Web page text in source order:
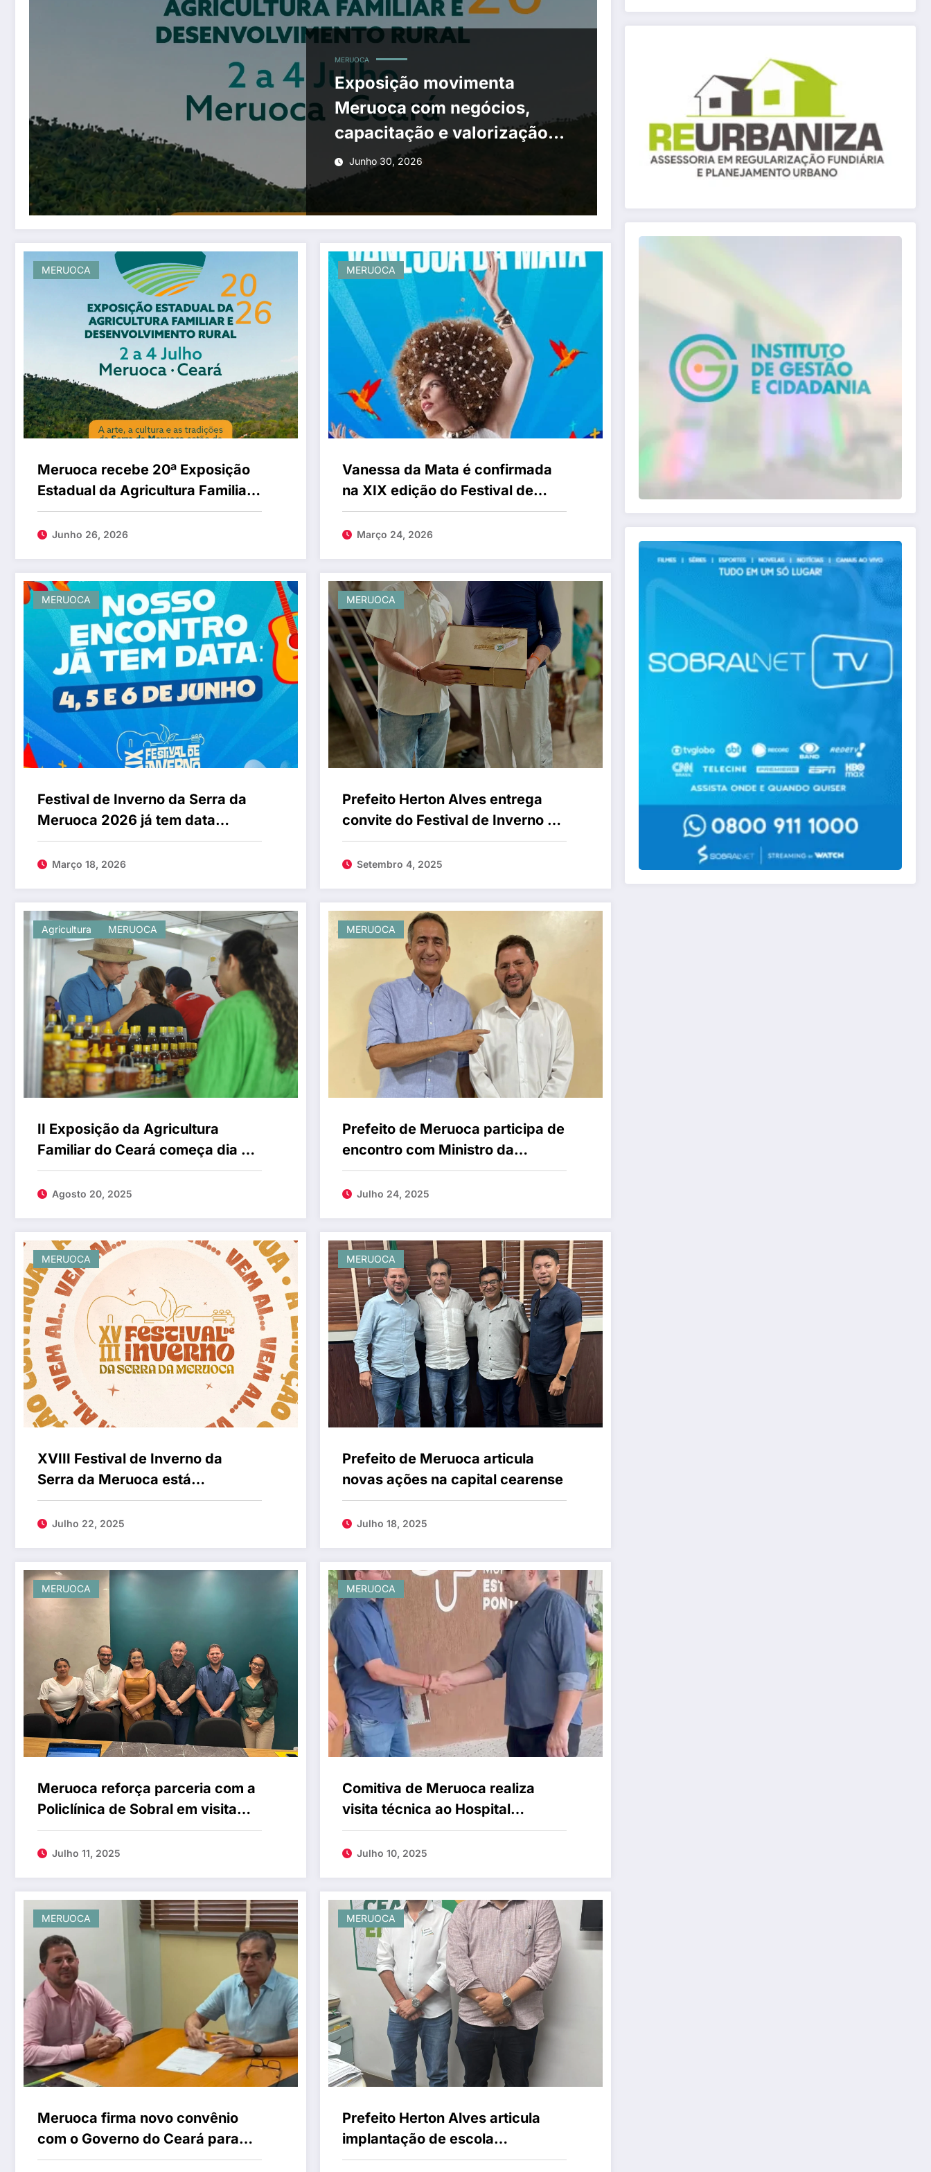
MERUOCA
Exposição movimenta
Meruoca com negócios,
capacitação e valorização
do campo
Junho 30, 2026
MERUOCA
Meruoca recebe 20ª Exposição
Estadual da Agricultura Familiar
em julho
Junho 26, 2026
MERUOCA
Vanessa da Mata é confirmada
na XIX edição do Festival de
Inverno da Serra da Meruoca
Março 24, 2026
MERUOCA
Festival de Inverno da Serra da
Meruoca 2026 já tem data
marcada
Março 18, 2026
MERUOCA
Prefeito Herton Alves entrega
convite do Festival de Inverno da
Meruoca ao senador Cid Gomes
Setembro 4, 2025
Agricultura MERUOCA
II Exposição da Agricultura
Familiar do Ceará começa dia 21
de agosto em Meruoca com
programação técnica e cultural
Agosto 20, 2025
MERUOCA
Prefeito de Meruoca participa de
encontro com Ministro da
Integração e reforça parcerias
para o desenvolvimento regional
Julho 24, 2025
MERUOCA
XVIII Festival de Inverno da
Serra da Meruoca está
confirmado para 12 e 13 de
setembro
Julho 22, 2025
MERUOCA
Prefeito de Meruoca articula
novas ações na capital cearense
Julho 18, 2025
MERUOCA
Meruoca reforça parceria com a
Policlínica de Sobral em visita
institucional
Julho 11, 2025
MERUOCA
Comitiva de Meruoca realiza
visita técnica ao Hospital
Municipal Estevam Ponte, em
Sobral
Julho 10, 2025
MERUOCA
Meruoca firma novo convênio
com o Governo do Ceará para
fortalecer ações no município
MERUOCA
Prefeito Herton Alves articula
implantação de escola
profissionalizante em Meruoca